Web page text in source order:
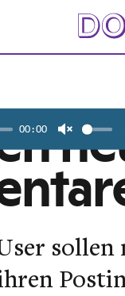
00:00
Unmute